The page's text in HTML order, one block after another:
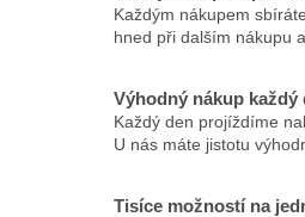
Každým nákupem
hned při dalším nákupu
Výhodný nákup každý
Každý den projíždíme
U nás máte jistotu
Tisíce možností na